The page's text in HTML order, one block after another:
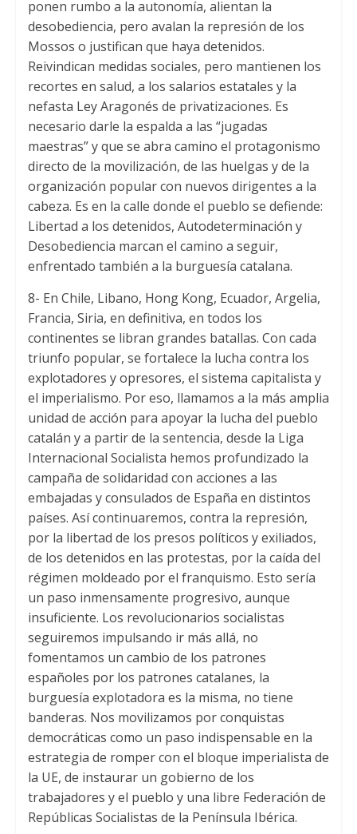
ponen rumbo a la autonomía, alientan la
desobediencia, pero avalan la represión de los
Mossos o justifican que haya detenidos.
Reivindican medidas sociales, pero mantienen los
recortes en salud, a los salarios estatales y la
nefasta Ley Aragonés de privatizaciones. Es
necesario darle la espalda a las “jugadas
maestras” y que se abra camino el protagonismo
directo de la movilización, de las huelgas y de la
organización popular con nuevos dirigentes a la
cabeza. Es en la calle donde el pueblo se defiende:
Libertad a los detenidos, Autodeterminación y
Desobediencia marcan el camino a seguir,
enfrentado también a la burguesía catalana.
8- En Chile, Libano, Hong Kong, Ecuador, Argelia,
Francia, Siria, en definitiva, en todos los
continentes se libran grandes batallas. Con cada
triunfo popular, se fortalece la lucha contra los
explotadores y opresores, el sistema capitalista y
el imperialismo. Por eso, llamamos a la más amplia
unidad de acción para apoyar la lucha del pueblo
catalán y a partir de la sentencia, desde la Liga
Internacional Socialista hemos profundizado la
campaña de solidaridad con acciones a las
embajadas y consulados de España en distintos
países. Así continuaremos, contra la represión,
por la libertad de los presos políticos y exiliados,
de los detenidos en las protestas, por la caída del
régimen moldeado por el franquismo. Esto sería
un paso inmensamente progresivo, aunque
insuficiente. Los revolucionarios socialistas
seguiremos impulsando ir más allá, no
fomentamos un cambio de los patrones
españoles por los patrones catalanes, la
burguesía explotadora es la misma, no tiene
banderas. Nos movilizamos por conquistas
democráticas como un paso indispensable en la
estrategia de romper con el bloque imperialista de
la UE, de instaurar un gobierno de los
trabajadores y el pueblo y una libre Federación de
Repúblicas Socialistas de la Península Ibérica.